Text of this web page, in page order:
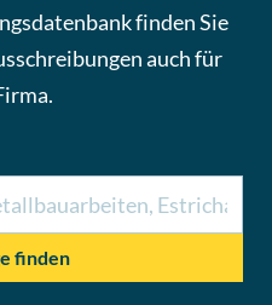
finden Sie
auch für
finden